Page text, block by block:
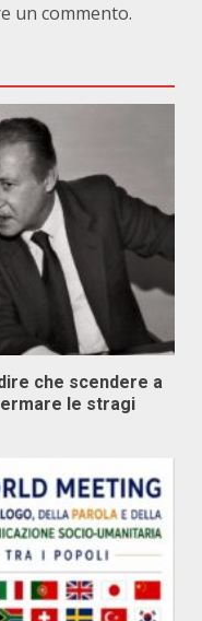
un commento.
che scendere a
le stragi